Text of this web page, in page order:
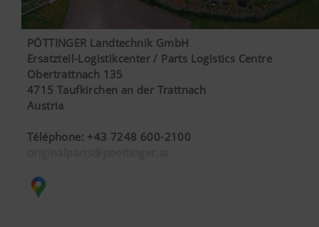
PÖTTINGER Landtechnik GmbH
Ersatzteil-Logistikcenter / Parts Logistics Centre
Obertrattnach 135
4715 Taufkirchen an der Trattnach
Austria
Téléphone: +43 7248 600-2100